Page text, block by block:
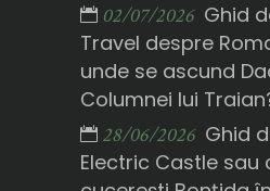
02/07/2026 Ghid
Travel despre
unde se ascund
Columnei lui
28/06/2026 Ghid
Electric Castle sau